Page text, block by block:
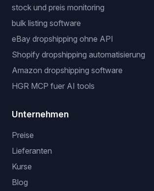
stock und preis monitoring
bulk listing software
eBay dropshipping ohne API
Shopify dropshipping automatisierung
Amazon dropshipping software
HGR MCP fuer AI tools
Unternehmen
Preise
Lieferanten
Kurse
Blog